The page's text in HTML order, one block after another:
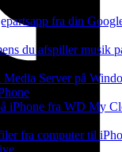
fra din
du afspiller musik
Server på
iPhone fra WD My
fra computer til